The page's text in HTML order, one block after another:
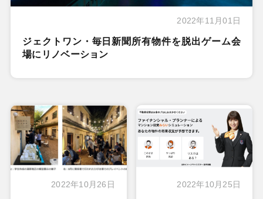
2022年11月01日
ジェクトワン・毎日新聞所有物件を脱出ゲーム会
場にリノベーション
2022年10月26日 2022年10月25日